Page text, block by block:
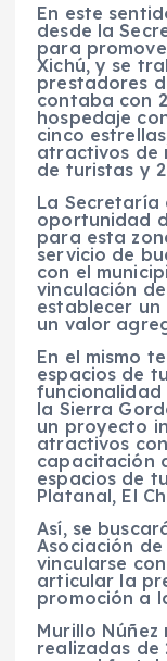
En este
desde la
para
Xichú, y se
prestadores
contaba con
hospedaje
cinco
atractivos de
de turistas y
La Secretaría
oportunidad
para esta
servicio de
con el
vinculación
establecer
un valor
En el mismo
espacios de
funcionalidad
la Sierra
un proyecto
atractivos
capacitación
espacios de
Platanal, El
Así, se
Asociación
vincularse
articular la
promoción a
Murillo
realizadas de